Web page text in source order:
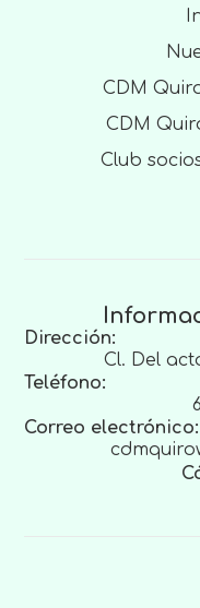
CDM
CDM
Club
Dirección:
Cl. Del
Teléfono:
Correo electrónico: